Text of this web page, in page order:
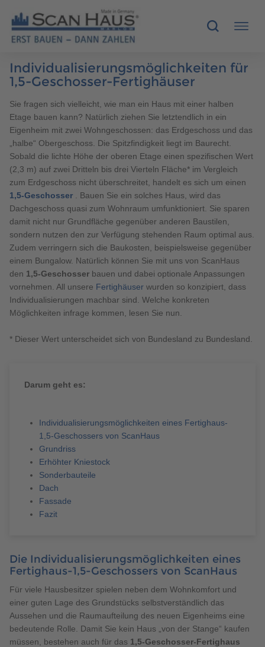
HÄUSER
MUSTERHÄUSER
SCANHAUS-VORTEILE
RUND UMS BAUEN
ÜBER UNS
Brauchen Sie Hilfe?
038221 4000
MUSTERHAUS FINDEN
Individualisierungsmöglichkeiten für
1,5-Geschosser-Fertighäuser
Sie fragen sich vielleicht, wie man ein Haus mit einer halben
Etage bauen kann? Natürlich ziehen Sie letztendlich in ein
Eigenheim mit zwei Wohngeschossen: das Erdgeschoss und das
„halbe“ Obergeschoss. Die Spitzfindigkeit liegt im Baurecht.
Sobald die lichte Höhe der oberen Etage einen spezifischen Wert
(2,3 m) auf zwei Dritteln bis drei Vierteln Fläche* im Vergleich
zum Erdgeschoss nicht überschreitet, handelt es sich um einen
1,5-Geschosser
. Bauen Sie ein solches Haus, wird das
Dachgeschoss quasi zum Wohnraum umfunktioniert. Sie sparen
damit nicht nur Grundfläche gegenüber anderen Baustilen,
sondern nutzen den zur Verfügung stehenden Raum optimal aus.
Zudem verringern sich die Baukosten, beispielsweise gegenüber
einem Bungalow. Natürlich können Sie mit uns von ScanHaus
den 1,5-Geschosser bauen und dabei optionale Anpassungen
vornehmen. All unsere Fertighäuser wurden so konzipiert, dass
Individualisierungen machbar sind. Welche konkreten
Möglichkeiten infrage kommen, lesen Sie nun.
* Dieser Wert unterscheidet sich von Bundesland zu Bundesland.
Darum geht es:
Individualisierungsmöglichkeiten eines Fertighaus-
1,5-Geschossers von ScanHaus
Grundriss
Erhöhter Kniestock
Sonderbauteile
Dach
Fassade
Fazit
Die Individualisierungsmöglichkeiten eines
Fertighaus-1,5-Geschossers von ScanHaus
Für viele Hausbesitzer spielen neben dem Wohnkomfort und
einer guten Lage des Grundstücks selbstverständlich das
Aussehen und die Raumaufteilung des neuen Eigenheims eine
bedeutende Rolle. Damit Sie kein Haus „von der Stange“ kaufen
müssen, bestehen auch für das 1,5-Geschosser-Fertighaus